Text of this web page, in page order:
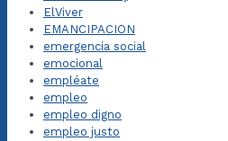
ElViver
EMANCIPACION
emergencia social
emocional
empléate
empleo
empleo digno
empleo justo